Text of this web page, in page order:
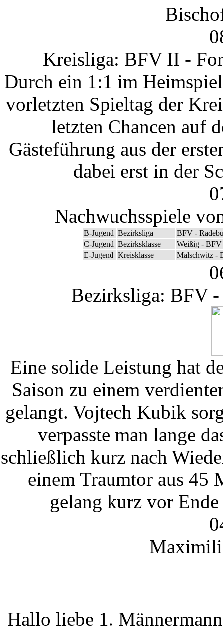
Kreisliga: BFV II -
Durch ein 1:1 im
vorletzten Spieltag der
letzten Chancen auf
Gästeführung aus der
dabei erst in der
Nachwuchsspiele
B-Jugend Bezirksliga
BFV -
C-Jugend Bezirksklasse
Weißig - BFV
E-Jugend Kreisklasse Malschwitz -
Bezirksliga: BFV
Eine solide Leistung hat
Saison zu einem
gelangt. Vojtech Kubik
verpasste man lange
schließlich kurz nach
einem Traumtor aus 45
gelang kurz vor
Hallo liebe 1.